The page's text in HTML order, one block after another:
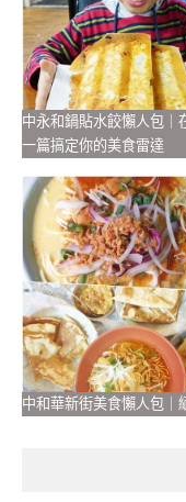
中永和鍋貼水餃懶人包｜
一篇搞定你的美食雷達
中和華新街美食懶人包｜